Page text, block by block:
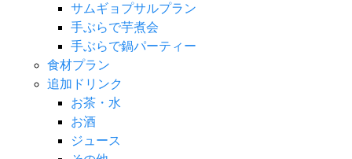
サムギョプサルプラン
手ぶらで芋煮会
手ぶらで鍋パーティー
食材プラン
追加ドリンク
お茶・水
お酒
ジュース